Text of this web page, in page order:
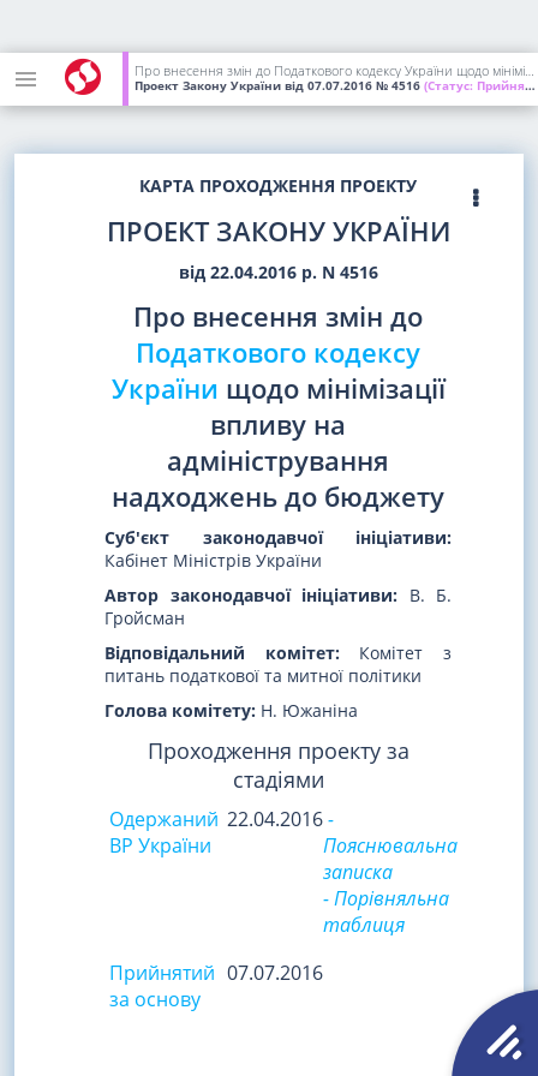
Про внесення змін до Податкового кодексу України щодо мінімізації впливу на адміністрування надходжень до бюджету
Проект Закону України від 07.07.2016 № 4516 (Статус: Прийнятий в 1-му читанні)
КАРТА ПРОХОДЖЕННЯ ПРОЕКТУ
ПРОЕКТ ЗАКОНУ УКРАЇНИ
від 22.04.2016 р. N 4516
Про внесення змін до
Податкового кодексу
України щодо мінімізації
впливу на
адміністрування
надходжень до бюджету
Суб'єкт законодавчої ініціативи:
Кабінет Міністрів України
Автор законодавчої ініціативи: В. Б.
Гройсман
Відповідальний комітет:Комітет з
питань податкової та митної політики
Голова комітету: Н. Южаніна
Проходження проекту за
стадіями
Одержаний
ВР України
22.04.2016-
Пояснювальна
записка
- Порівняльна
таблиця
Прийнятий
за основу
07.07.2016